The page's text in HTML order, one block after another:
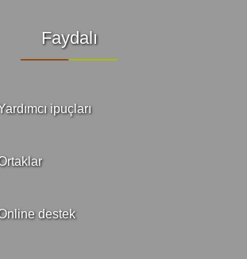
Faydalı
ipuçları
destek